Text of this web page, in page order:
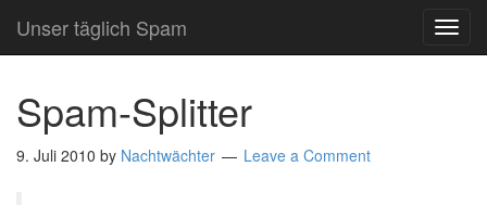
Unser täglich Spam
Spam-Splitter
9. Juli 2010 by Nachtwächter Leave a Comment